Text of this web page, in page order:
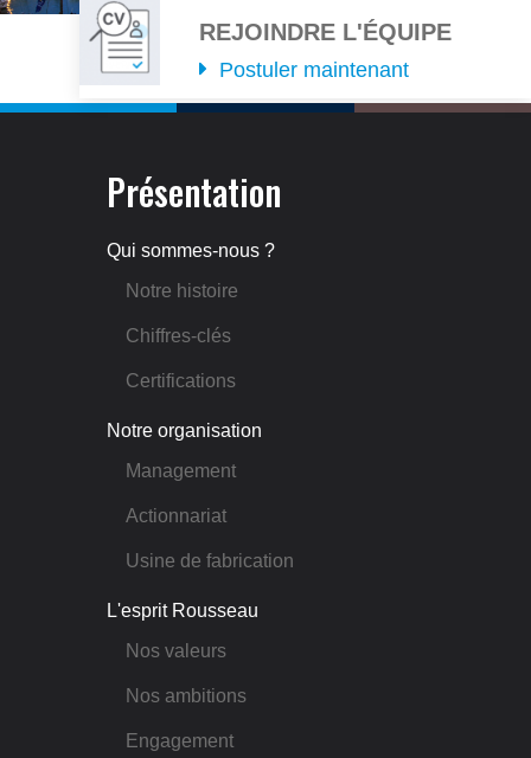
Image
REJOINDRE L'ÉQUIPE
Postuler maintenant
Présentation
Qui sommes-nous ?
Notre histoire
Chiffres-clés
Certifications
Notre organisation
Management
Actionnariat
Usine de fabrication
L'esprit Rousseau
Nos valeurs
Nos ambitions
Engagement